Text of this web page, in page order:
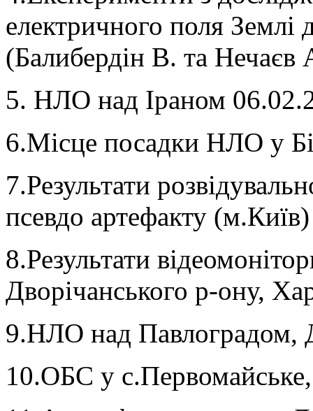
електричного поля Землі
(Балибердін В. та Нечаєв
5. НЛО над Іраном
6.Місце посадки НЛО у
7.Результати
псевдо артефакту (м.Київ)
8.Результати
Дворічанського р-ону,
9.НЛО над Павлоградом,
10.ОБС у с.Первомайське,